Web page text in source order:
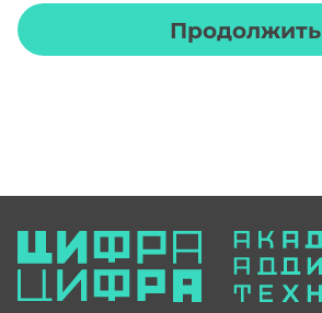
Продолжить